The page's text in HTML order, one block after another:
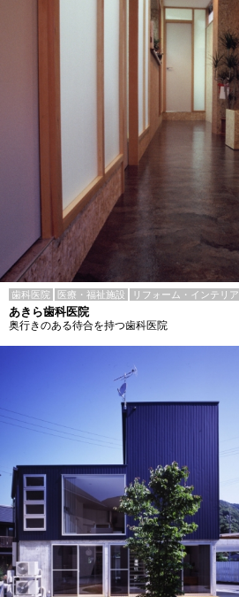
歯科医院 医療・福祉施設 リフォーム・インテリア
あきら歯科医院
奥行きのある待合を持つ歯科医院